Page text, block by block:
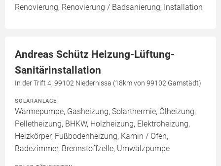
Renovierung, Renovierung / Badsanierung, Installation
Andreas Schütz Heizung-Lüftung-
Sanitärinstallation
In der Trift 4, 99102 Niedernissa (18km von 99102 Gamstädt)
SOLARANLAGE
Wärmepumpe, Gasheizung, Solarthermie, Ölheizung,
Pelletheizung, BHKW, Holzheizung, Elektroheizung,
Heizkörper, Fußbodenheizung, Kamin / Ofen,
Badezimmer, Brennstoffzelle, Umwälzpumpe